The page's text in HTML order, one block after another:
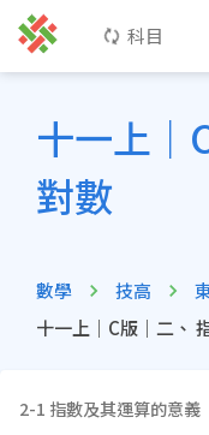
科目
十一上｜
對數
數學 技高
十一上｜C版｜二、
2-1 指數及其運算的意義